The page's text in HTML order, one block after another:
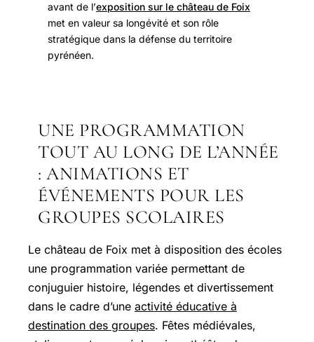
avant de l’exposition sur le château de Foix
met en valeur sa longévité et son rôle
stratégique dans la défense du territoire
pyrénéen.
UNE PROGRAMMATION
TOUT AU LONG DE L’ANNÉE
: ANIMATIONS ET
ÉVÉNEMENTS POUR LES
GROUPES SCOLAIRES
Le château de Foix met à disposition des écoles
une programmation variée permettant de
conjuguier histoire, légendes et divertissement
dans le cadre d’une activité éducative à
destination des groupes. Fêtes médiévales,